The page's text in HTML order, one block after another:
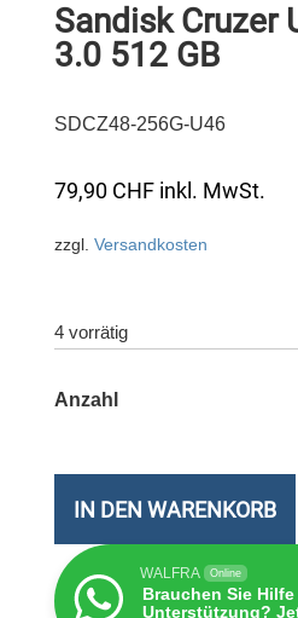
Sandisk Cruzer
3.0 512 GB
SDCZ48-256G-U46
79,90 CHF inkl. MwSt.
zzgl. Versandkosten
4 vorrätig
IN DEN WARENKORB
WALFRA Online
Brauchen Sie
Unterstützung?